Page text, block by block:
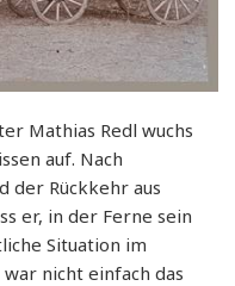
Mathias Redl wuchs
auf. Nach
der Rückkehr aus
er, in der Ferne sein
Situation im
nicht einfach das